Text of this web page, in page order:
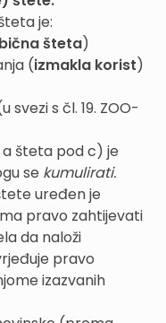
je:
šteta)
(izmakla korist)
svezi s čl. 19. ZOO-
a šteta pod c) je
se kumulirati.
uređen je
pravo zahtijevati
da naloži
pravo
izazvanih